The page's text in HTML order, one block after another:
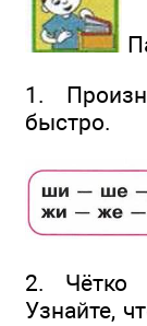
1.
быстро.
2. Чётко
Узнайте,